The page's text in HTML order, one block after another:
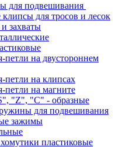
для подвешивания
для тросов и лесок
захваты
петли на двустороннем
петли на клипсах
петли на магните
"Z", "C" - образные
для подвешивания
зажимы
пластиковые